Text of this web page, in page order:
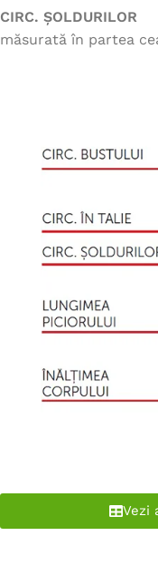
CIRC. ȘOLDURILOR
măsurată în partea
Vezi